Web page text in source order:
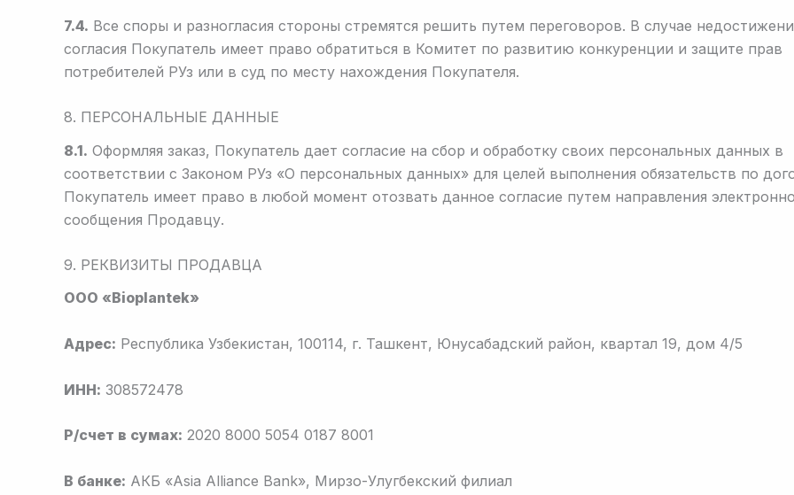
7.4. Все споры и разногласия стороны стремятся решить путем переговоров. В случае
согласия Покупатель имеет право обратиться в Комитет по развитию конкуренции и защите прав
потребителей РУз или в суд по месту нахождения Покупателя.
8. ПЕРСОНАЛЬНЫЕ ДАННЫЕ
8.1. Оформляя заказ, Покупатель дает согласие на сбор и обработку своих персональных данных в
соответствии с Законом РУз «О персональных данных» для целей выполнения обязательств по
Покупатель имеет право в любой момент отозвать данное согласие путем направления
сообщения Продавцу.
9. РЕКВИЗИТЫ ПРОДАВЦА
OOO «Bioplantek»
Адрес: Республика Узбекистан, 100114, г. Ташкент, Юнусабадский район, квартал 19, дом 4/5
ИНН: 308572478
Р/счет в сумах: 2020 8000 5054 0187 8001
В банке: АКБ «Asia Alliance Bank», Мирзо-Улугбекский филиал